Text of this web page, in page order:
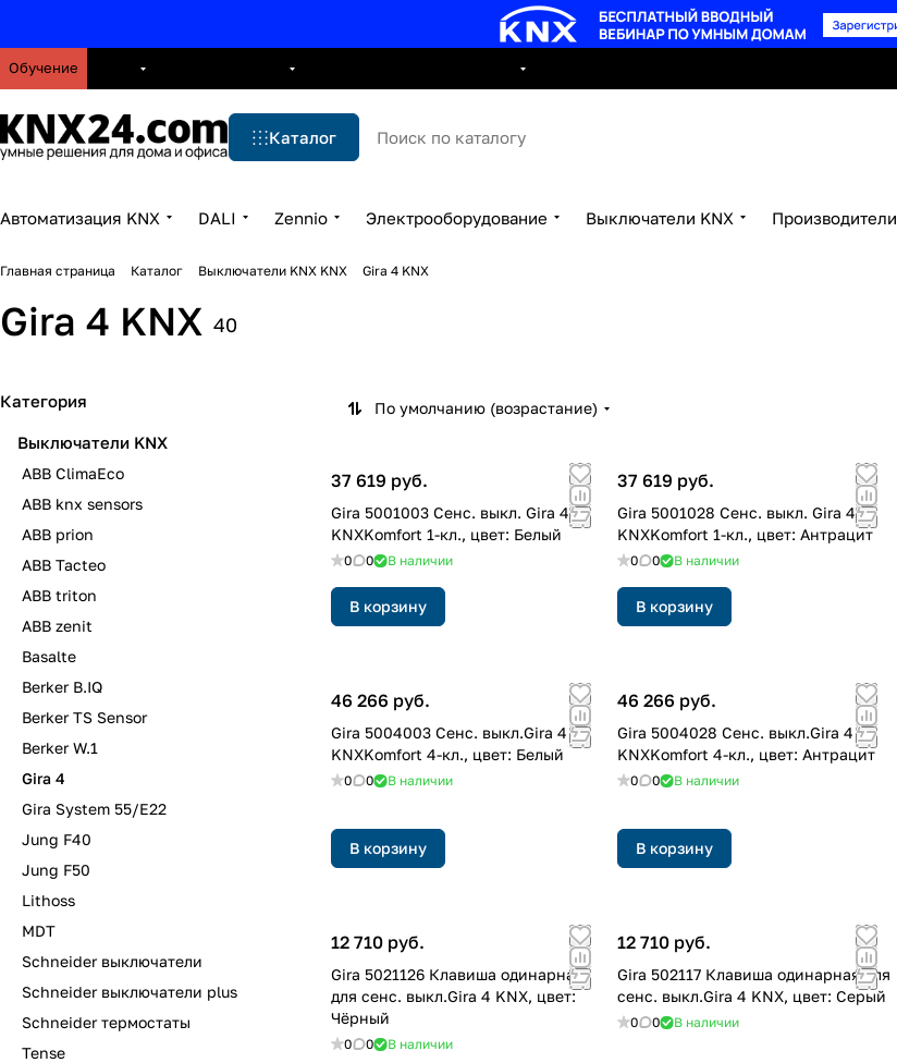
Обучение
Каталог
Автоматизация KNX DALI Zennio Электрооборудование Выключатели KNX Производители
Главная страница Каталог Выключатели KNX KNX Gira 4 KNX
Gira 4 KNX 40
По умолчанию (возрастание)
37 619 руб.
Gira 5001003 Cенс. выкл. Gira 4
KNXKomfort 1-кл., цвет: Белый
0 0 В наличии
В корзину
37 619 руб.
Gira 5001028 Cенс. выкл. Gira 4
KNXKomfort 1-кл., цвет: Антрацит
0 0 В наличии
В корзину
46 266 руб.
Gira 5004003 Cенс. выкл.Gira 4
KNXKomfort 4-кл., цвет: Белый
0 0 В наличии
В корзину
46 266 руб.
Gira 5004028 Cенс. выкл.Gira 4
KNXKomfort 4-кл., цвет: Антрацит
0 0 В наличии
В корзину
12 710 руб.
Gira 5021126 Клавиша одинарная
для сенс. выкл.Gira 4 KNX, цвет:
Чёрный
0 0 В наличии
12 710 руб.
Gira 502117 Клавиша одинарная для
сенс. выкл.Gira 4 KNX, цвет: Серый
0 0 В наличии
Категория
Выключатели KNX
ABB ClimaEco
ABB knx sensors
ABB prion
ABB Tacteo
ABB triton
ABB zenit
Basalte
Berker B.IQ
Berker TS Sensor
Berker W.1
Gira 4
Gira System 55/E22
Jung F40
Jung F50
Lithoss
MDT
Schneider выключатели
Schneider выключатели plus
Schneider термостаты
Tense